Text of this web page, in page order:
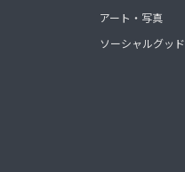
アート・写真
ソーシャルグッド